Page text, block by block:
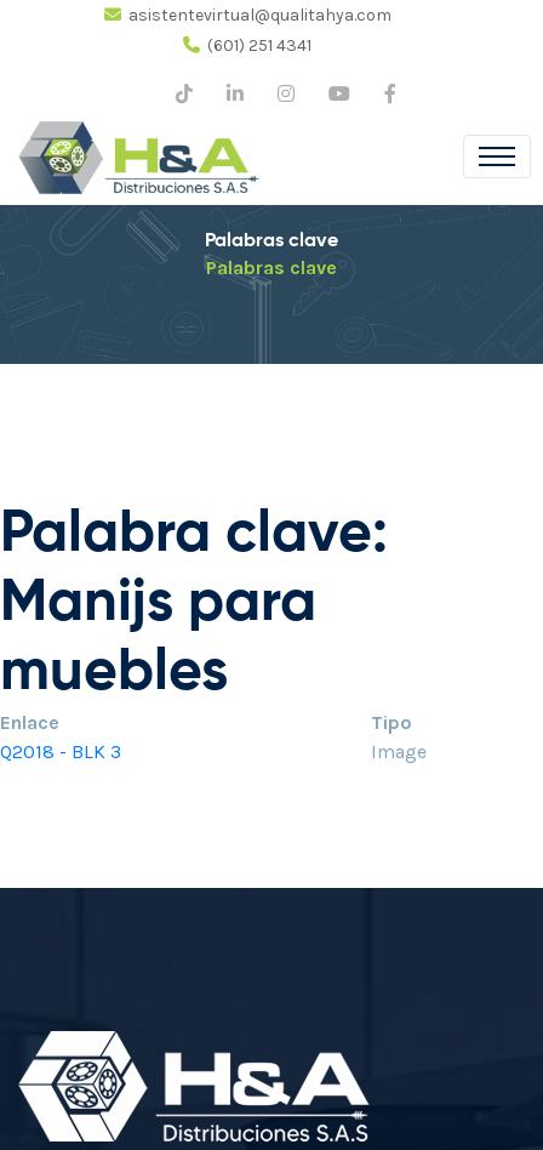
asistentevirtual@qualitahya.com
(601) 251 4341
Palabras clave
Palabras clave
Palabra clave:
Manijs para
muebles
Enlace
Tipo
Q2018 - BLK 3
Image